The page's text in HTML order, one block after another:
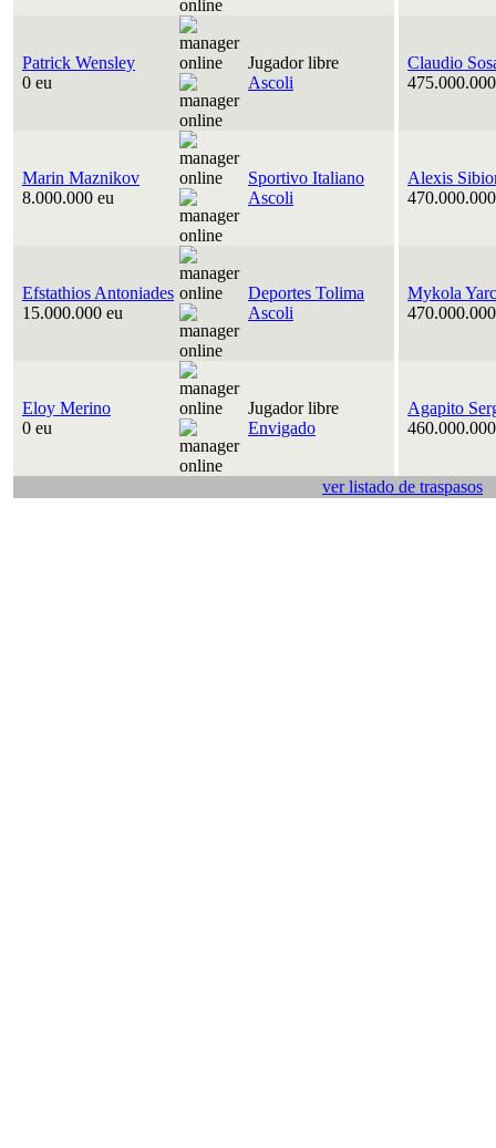
Patrick Wensley
0 eu
Jugador libre
Ascoli
Claudio
Marin Maznikov
8.000.000 eu
Sportivo Italiano
Ascoli
Alexis
Efstathios Antoniades
15.000.000 eu
Deportes Tolima
Ascoli
Mykola
Eloy Merino
0 eu
Jugador libre
Envigado
Agapito
ver listado de traspasos